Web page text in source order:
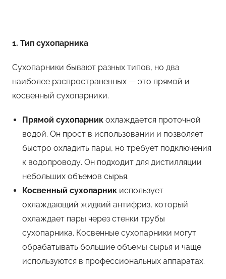
1. Тип сухопарника
Сухопарники бывают разных типов, но два
наиболее распространенных — это прямой и
косвенный сухопарники.
Прямой сухопарник охлаждается проточной
водой. Он прост в использовании и позволяет
быстро охладить пары, но требует подключения
к водопроводу. Он подходит для дистилляции
небольших объемов сырья.
Косвенный сухопарник использует
охлаждающий жидкий антифриз, который
охлаждает пары через стенки трубы
сухопарника. Косвенные сухопарники могут
обрабатывать большие объемы сырья и чаще
используются в профессиональных аппаратах.